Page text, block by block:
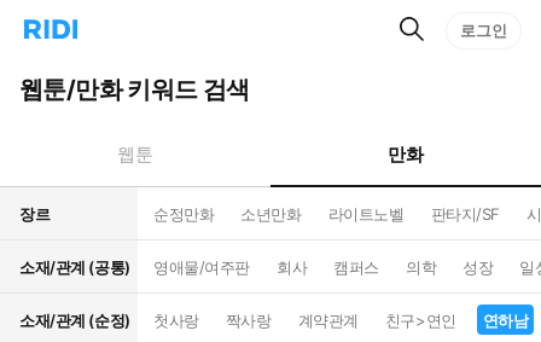
리
홈
으
턴
트
검
로그인
웹툰/만화 키워드 검색
웹툰 만화
장르 순정만화 소년만화 라이트노벨 판타지/SF
소재/관계 (공통) 영애물/여주판 회사 캠퍼스 의학 성장 일
소재/관계 (순정) 첫사랑 짝사랑 계약관계 친구>연인 연하남